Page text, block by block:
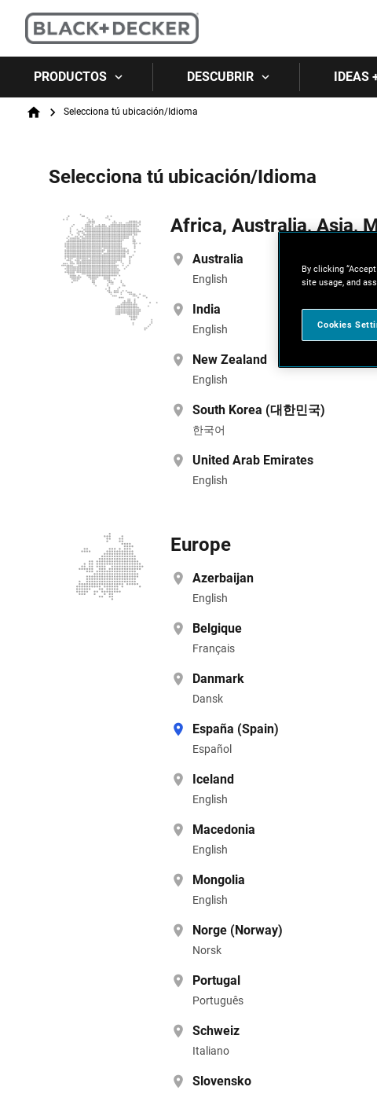
PRODUCTOS DESCUBRIR IDEAS
Breadcrumb
HomeSelecciona tú ubicación/Idioma
Selecciona tú ubicación/Idioma
Africa, Australia, Asia,
Australia
English
India
English
New Zealand
English
South Korea (대한민국)
한국어
United Arab Emirates
English
Europe
Azerbaijan
English
Belgique
Français
Danmark
Dansk
España (Spain)
Español
Iceland
English
Macedonia
English
Mongolia
English
Norge (Norway)
Norsk
Portugal
Português
Schweiz
Italiano
Slovensko
By clicking
site usage, and
Cookies